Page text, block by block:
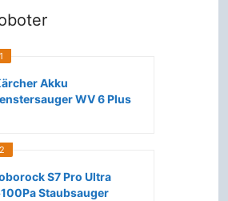
Akku
WV 6 Plus
S7 Pro Ultra
Staubsauger